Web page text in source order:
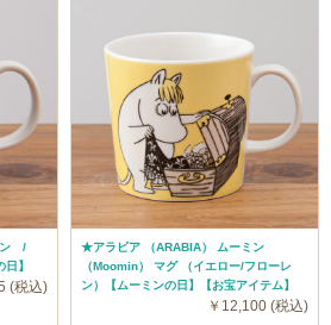
ン /
】
(税込)
★アラビア （ARABIA） ムーミン
（Moomin） マグ （イエロー/フローレ
ン）【ムーミンの日】【お宝アイテム】
￥12,100 (税込)